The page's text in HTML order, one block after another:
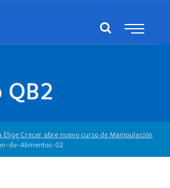
QB2
Elige Crecer abre nuevo curso de Manipulación
de-Alimentos-02